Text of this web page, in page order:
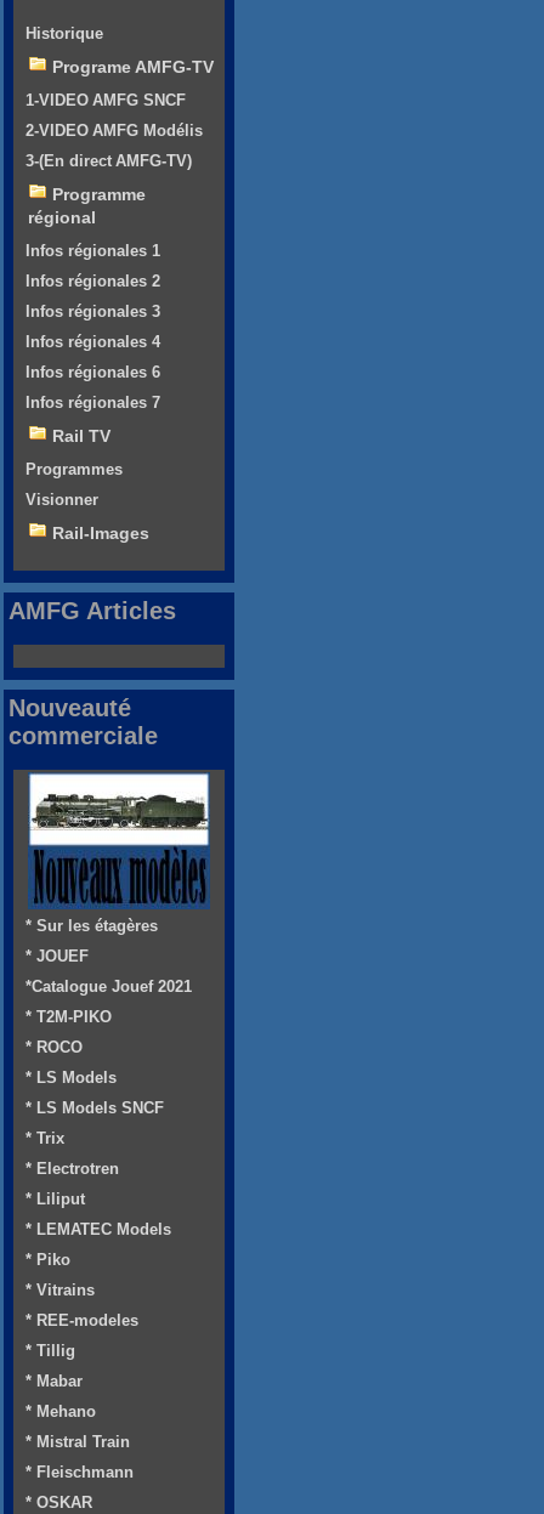
Historique
Programe AMFG-TV
1-VIDEO AMFG SNCF
2-VIDEO AMFG Modélis
3-(En direct AMFG-TV)
Programme
régional
Infos régionales 1
Infos régionales 2
Infos régionales 3
Infos régionales 4
Infos régionales 6
Infos régionales 7
Rail TV
Programmes
Visionner
Rail-Images
AMFG Articles
Nouveauté
commerciale
* Sur les étagères
* JOUEF
*Catalogue Jouef 2021
* T2M-PIKO
* ROCO
* LS Models
* LS Models SNCF
* Trix
* Electrotren
* Liliput
* LEMATEC Models
* Piko
* Vitrains
* REE-modeles
* Tillig
* Mabar
* Mehano
* Mistral Train
* Fleischmann
* OSKAR